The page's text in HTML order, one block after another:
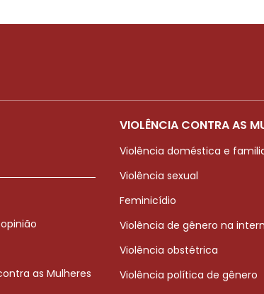
as Mulheres
VIOLÊNCIA CONTRA AS
Violência doméstica e
Violência sexual
Feminicídio
Violência de gênero na
Violência obstétrica
Violência política de gênero